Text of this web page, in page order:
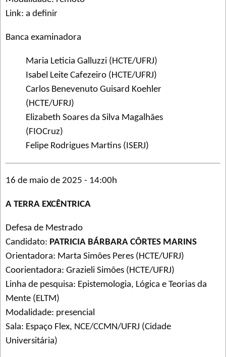
Link: a definir
Banca examinadora
Maria Leticia Galluzzi (HCTE/UFRJ)
Isabel Leite Cafezeiro (HCTE/UFRJ)
Carlos Benevenuto Guisard Koehler
(HCTE/UFRJ)
Elizabeth Soares da Silva Magalhães
(FIOCruz)
Felipe Rodrigues Martins (ISERJ)
16 de maio de 2025 - 14:00h
A TERRA EXCÊNTRICA
Defesa de Mestrado
Candidato: PATRICIA BÁRBARA CÔRTES MARINS
Orientadora: Marta Simões Peres (HCTE/UFRJ)
Coorientadora: Grazieli Simões (HCTE/UFRJ)
Linha de pesquisa: Epistemologia, Lógica e Teorias da
Mente (ELTM)
Modalidade: presencial
Sala: Espaço Flex, NCE/CCMN/UFRJ (Cidade
Universitária)